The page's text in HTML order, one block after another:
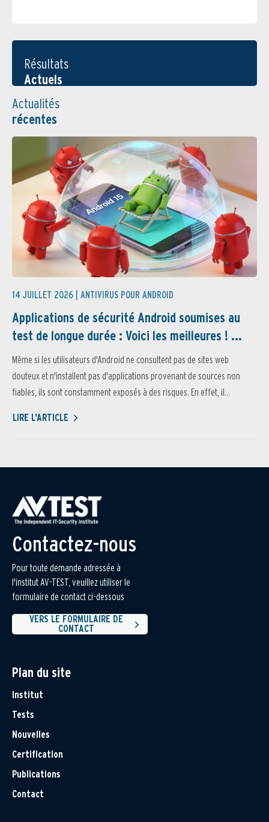
Résultats
Actuels
Actualités
récentes
14 JUILLET 2026 | ANTIVIRUS POUR ANDROID
Applications de sécurité Android soumises au
test de longue durée : Voici les meilleures ! ...
Même si les utilisateurs d'Android ne consultent pas de sites web
douteux et n'installent pas d'applications provenant de sources non
fiables, ils sont constamment exposés à des risques. En effet, il...
LIRE L'ARTICLE
Contactez-nous
Pour toute demande adressée à
l'institut AV-TEST, veuillez utiliser le
formulaire de contact ci-dessous
VERS LE FORMULAIRE DE
CONTACT
Plan du site
Institut
Tests
Nouvelles
Certification
Publications
Contact